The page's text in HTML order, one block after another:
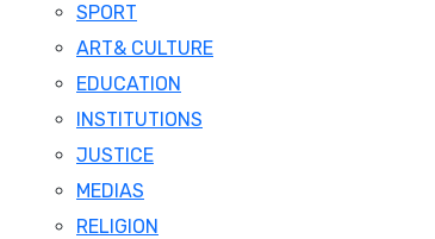
SPORT
ART& CULTURE
EDUCATION
INSTITUTIONS
JUSTICE
MEDIAS
RELIGION